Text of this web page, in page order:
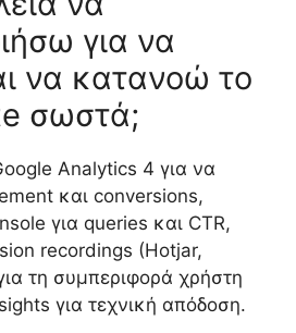
για να
να κατανοώ το
σωστά;
Analytics 4 για να
και conversions,
για queries και CTR,
recordings (Hotjar,
τη συμπεριφορά χρήστη
για τεχνική απόδοση.